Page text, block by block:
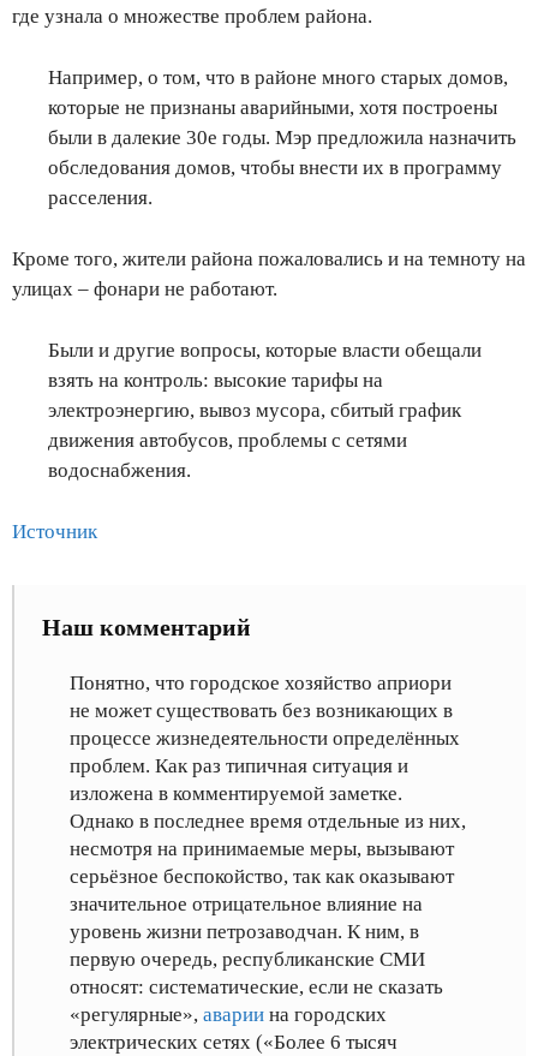
где узнала о множестве проблем района.
Например, о том, что в районе много старых домов,
которые не признаны аварийными, хотя построены
были в далекие 30е годы. Мэр предложила назначить
обследования домов, чтобы внести их в программу
расселения.
Кроме того, жители района пожаловались и на темноту на
улицах – фонари не работают.
Были и другие вопросы, которые власти обещали
взять на контроль: высокие тарифы на
электроэнергию, вывоз мусора, сбитый график
движения автобусов, проблемы с сетями
водоснабжения.
Источник
Наш комментарий
Понятно, что городское хозяйство априори
не может существовать без возникающих в
процессе жизнедеятельности определённых
проблем. Как раз типичная ситуация и
изложена в комментируемой заметке.
Однако в последнее время отдельные из них,
несмотря на принимаемые меры, вызывают
серьёзное беспокойство, так как оказывают
значительное отрицательное влияние на
уровень жизни петрозаводчан. К ним, в
первую очередь, республиканские СМИ
относят: систематические, если не сказать
«регулярные», аварии на городских
электрических сетях («Более 6 тысяч